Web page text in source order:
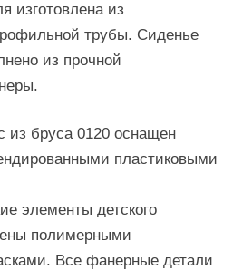
изготовлена из
трубы. Сиденье
из прочной
из бруса 0120 оснащен
пластиковыми
элементы детского
полимерными
Все фанерные детали